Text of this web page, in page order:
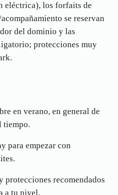
eléctrica), los forfaits de
se reservan
del dominio y las
protecciones muy
en verano, en general de
tiempo.
para empezar con
protecciones recomendados
a tu nivel.